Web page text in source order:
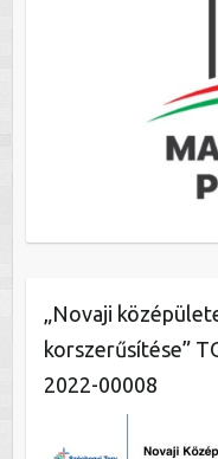
„Novaji
korszerűsítése”
2022-00008